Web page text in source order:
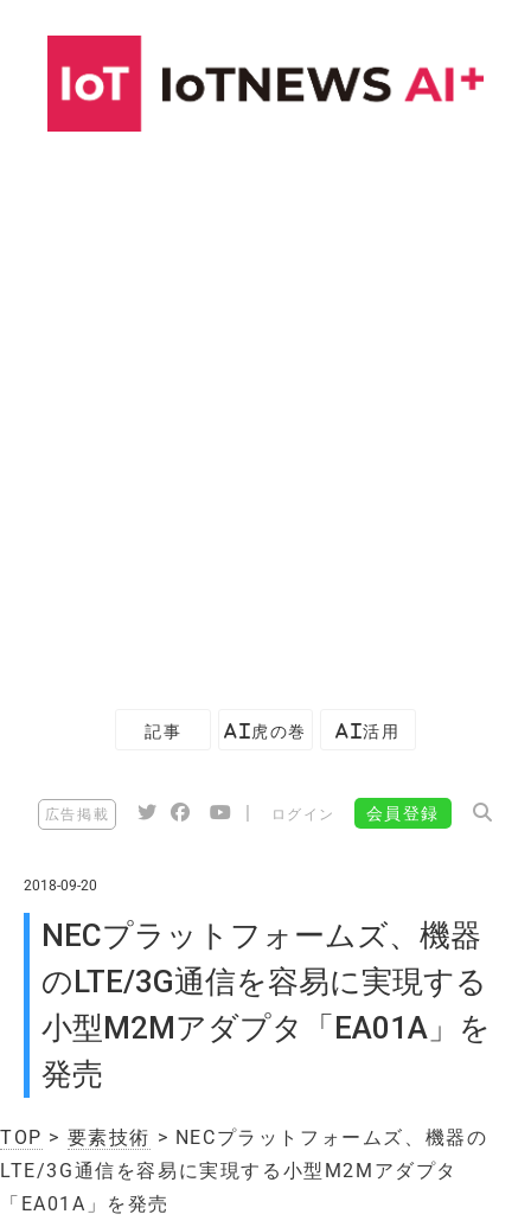
記事 AI虎の巻 AI活用
広告掲載 ログイン 会員登録
2018-09-20
NECプラットフォームズ、機器
のLTE/3G通信を容易に実現する
小型M2Mアダプタ「EA01A」を
発売
TOP > 要素技術 > NECプラットフォームズ、機器の
LTE/3G通信を容易に実現する小型M2Mアダプタ
「EA01A」を発売